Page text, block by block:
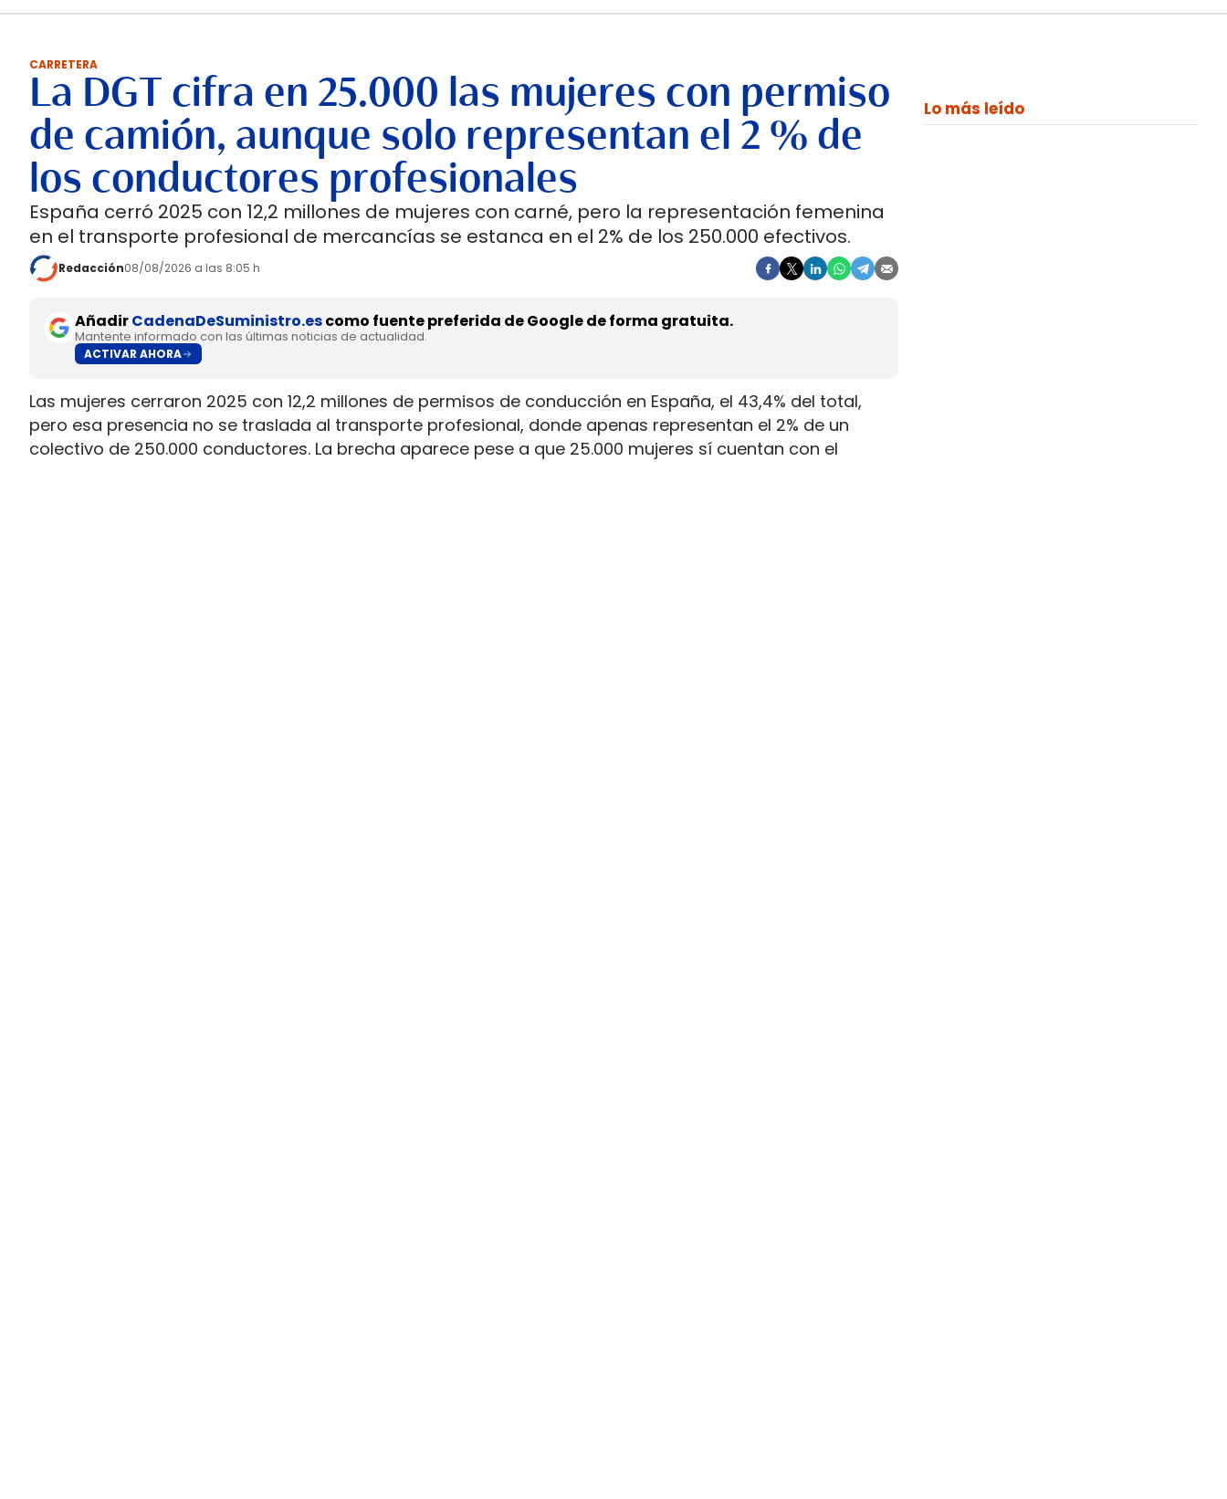
CARRETERA
La DGT cifra en 25.000 las mujeres con permiso
de camión, aunque solo representan el 2 % de
los conductores profesionales
España cerró 2025 con 12,2 millones de mujeres con carné, pero la representación femenina
en el transporte profesional de mercancías se estanca en el 2% de los 250.000 efectivos.
Redacción08/08/2026 a las 8:05 h
AñadirCadenaDeSuministro.escomo fuente preferida de Google de forma gratuita.
Mantente informado con las últimas noticias de actualidad.
ACTIVAR AHORA
Las mujeres cerraron 2025 con 12,2 millones de permisos de conducción en España, el 43,4% del total,
pero esa presencia no se traslada al transporte profesional, donde apenas representan el 2% de un
colectivo de 250.000 conductores. La brecha aparece pese a que 25.000 mujeres sí cuentan con el
Lo más leído